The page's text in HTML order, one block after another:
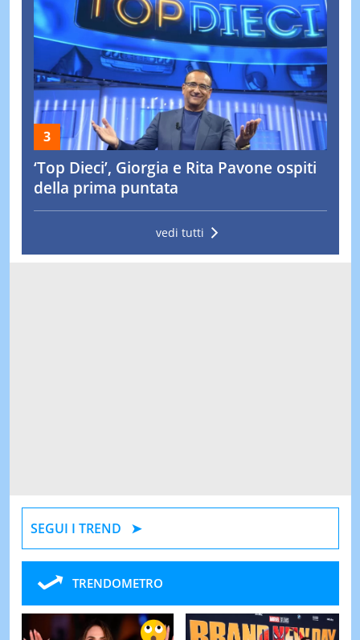
‘Top Dieci’, Giorgia e Rita Pavone ospiti
della prima puntata
vedi tutti
SEGUI I TREND
TRENDOMETRO